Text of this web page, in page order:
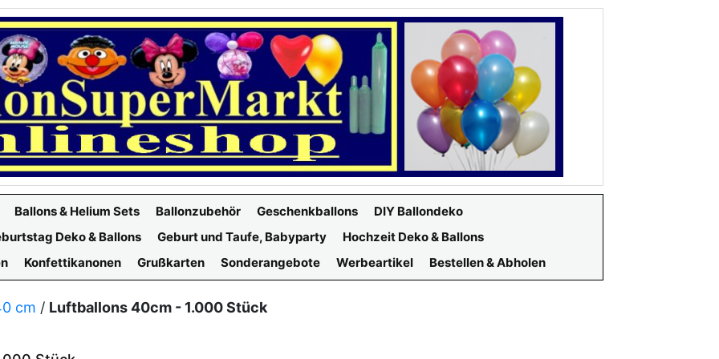
Ballons & Helium Sets Ballonzubehör Geschenkballons
DIY Ballondeko
Deko & Ballons
Geburt und Taufe, Babyparty
Hochzeit Deko & Ballons
Konfettikanonen Grußkarten Sonderangebote Werbeartikel Bestellen & Abholen
cm / Luftballons 40cm - 1.000 Stück